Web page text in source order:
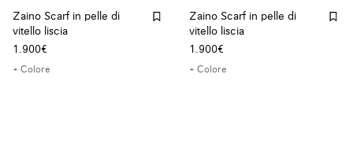
Zaino Scarf in pelle di
vitello liscia
1.900€
+ Colore
Zaino Scarf in pelle di
vitello liscia
1.900€
+ Colore